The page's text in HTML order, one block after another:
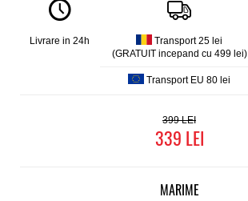
Material
80% bumbac, 20% poliester Repreve™ 290g
Livrare in 24h
Transport 25 lei
(GRATUIT incepand cu 499 lei)
Transport EU 80 lei
399
339
MARIME